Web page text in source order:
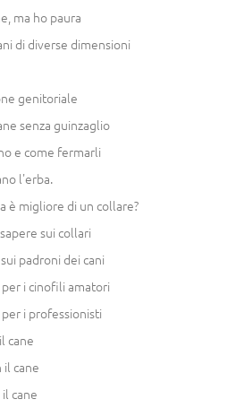
ma ho paura
di diverse dimensioni
genitoriale
senza guinzaglio
e come fermarli
l'erba.
è migliore di un collare?
sui collari
padroni dei cani
i cinofili amatori
i professionisti
cane
il cane
cane